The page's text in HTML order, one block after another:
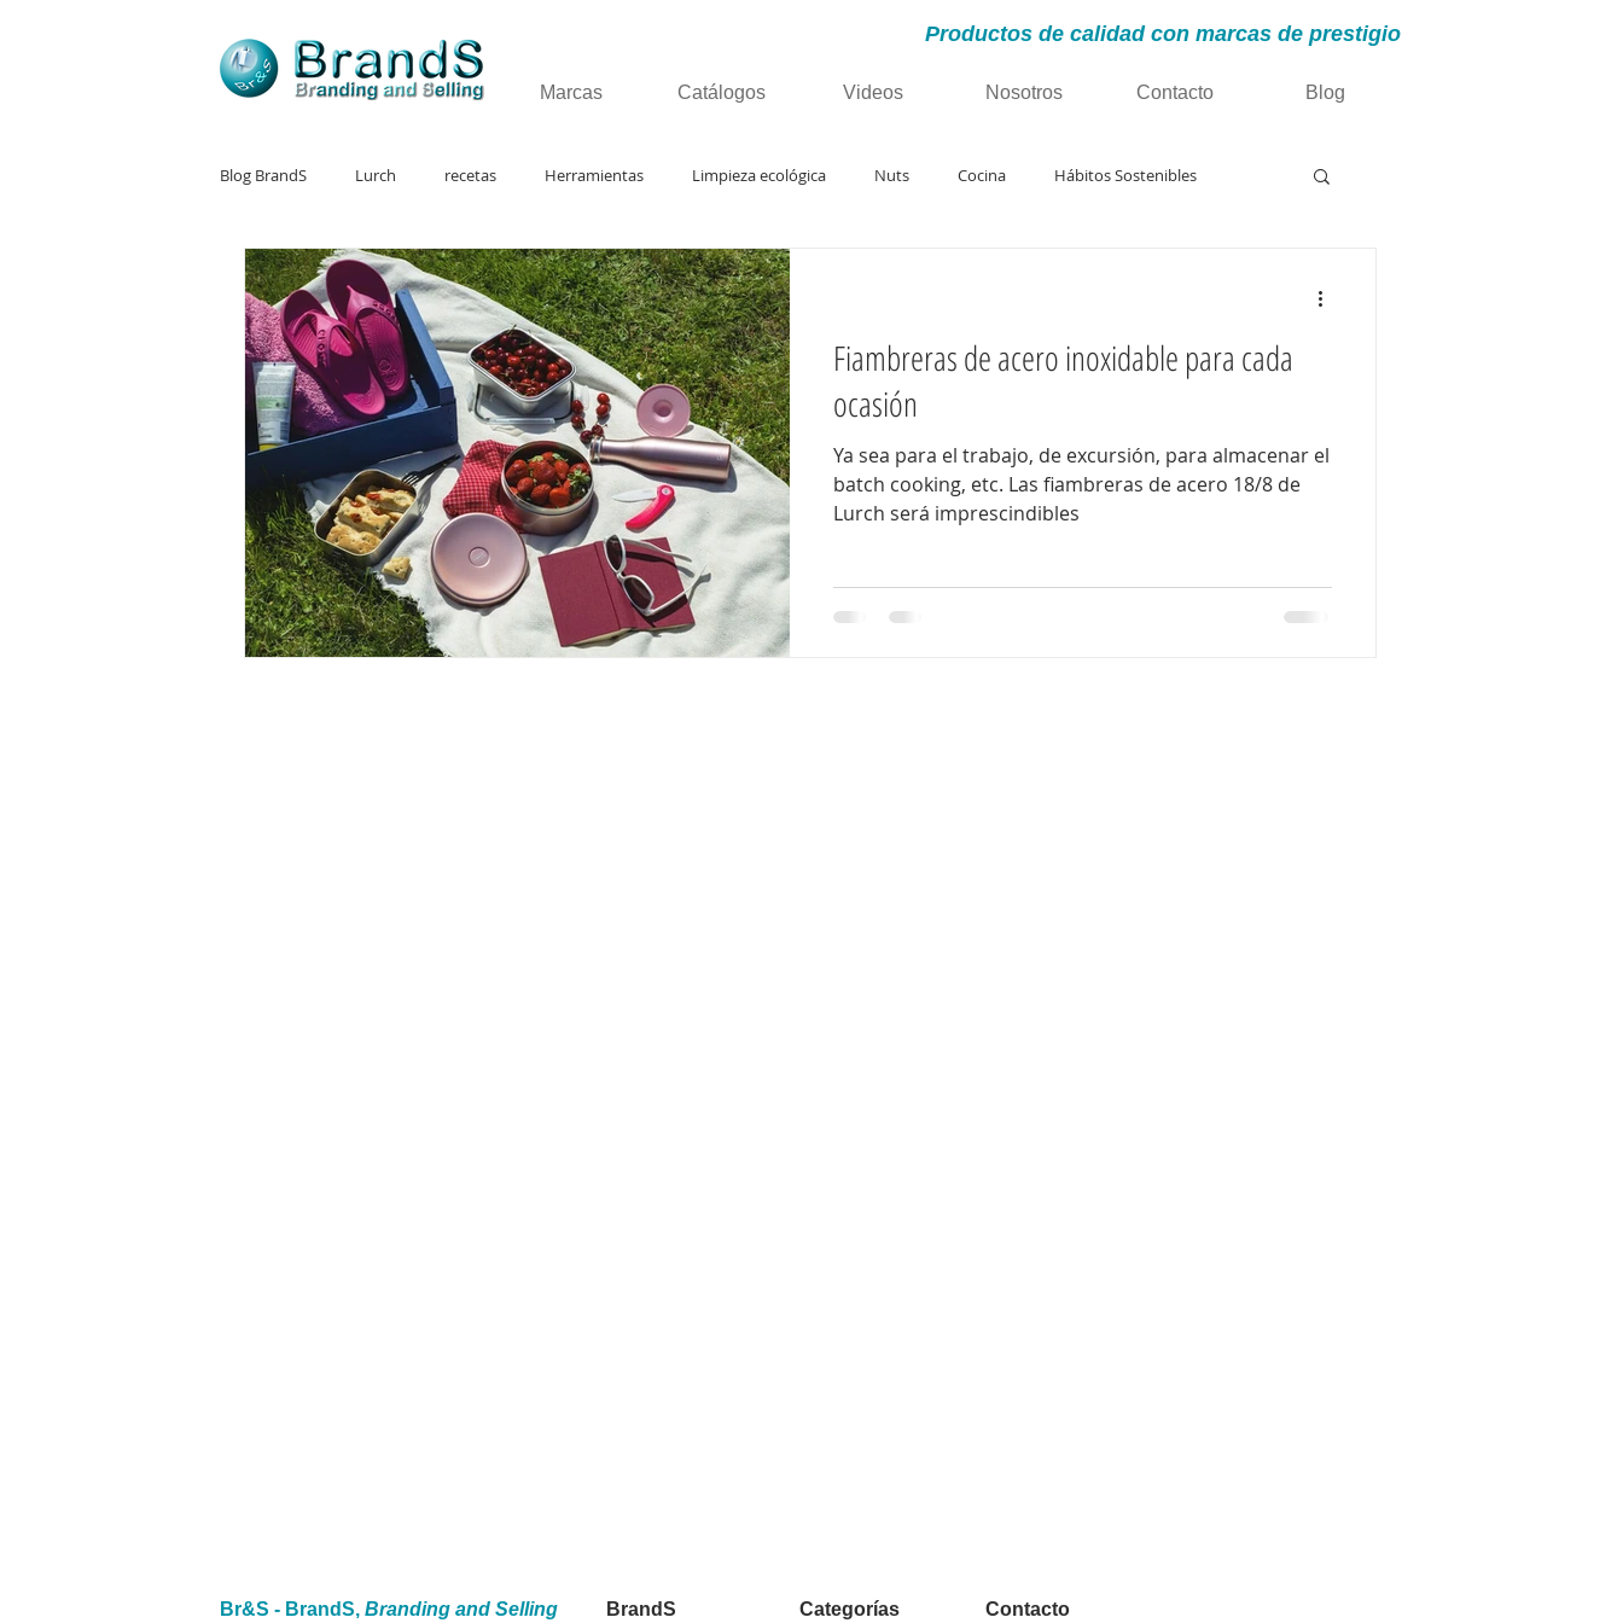
Productos de calidad con marcas de prestigio
Marcas Catálogos Videos Nosotros Contacto Blog
Blog BrandS Lurch recetas Herramientas Limpieza ecológica Nuts Cocina Hábitos Sostenibles
Gui-man Taladro Profesional complementos cocina
Fiambreras de acero inoxidable para cada
ocasión
Ya sea para el trabajo, de excursión, para almacenar el
batch cooking, etc. Las fiambreras de acero 18/8 de
Lurch será imprescindibles
Br&S - BrandS, Branding and Selling BrandS Categorías Contacto